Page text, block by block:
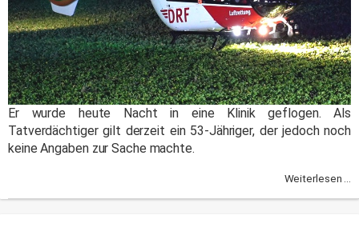
Er wurde heute Nacht in eine Klinik geflogen. Als
Tatverdächtiger gilt derzeit ein 53-Jähriger, der jedoch noch
keine Angaben zur Sache machte.
Weiterlesen ...